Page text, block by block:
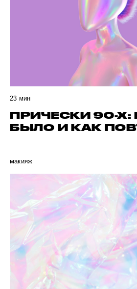
23 мин
ПРИЧЕСКИ 90-Х:
БЫЛО И КАК
макияж